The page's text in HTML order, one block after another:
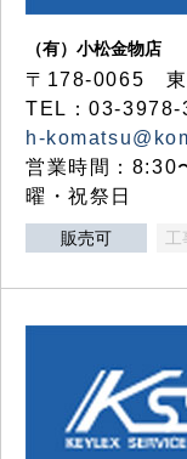
（有）小松金物店
〒178-0065 東
TEL：03-
h-
営業時間：8:30
曜・祝祭日
販売可 工